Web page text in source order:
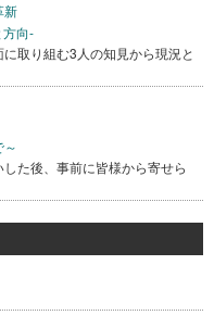
新
向-
取り組む3人の知見から現況と
た後、事前に皆様から寄せら